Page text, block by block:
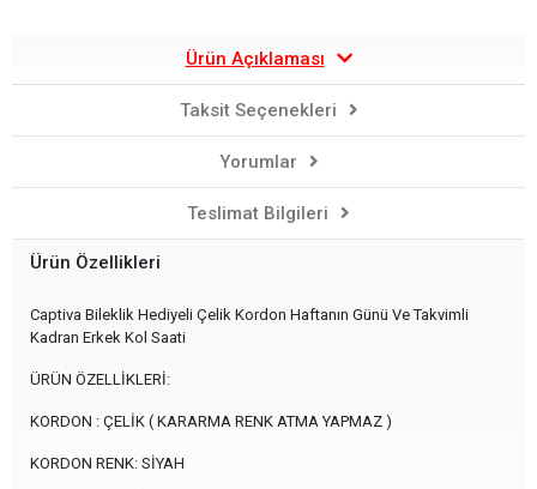
Ürün Açıklaması
Taksit Seçenekleri
Yorumlar
Teslimat Bilgileri
Ürün Özellikleri
Captiva Bileklik Hediyeli Çelik Kordon Haftanın Günü Ve Takvimli
Kadran Erkek Kol Saati
ÜRÜN ÖZELLİKLERİ:
KORDON : ÇELİK ( KARARMA RENK ATMA YAPMAZ )
KORDON RENK: SİYAH